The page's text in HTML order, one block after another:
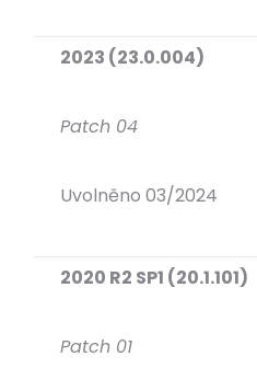
2023 (23.0.004)
Patch 04
Uvolněno 03/2024
2020 R2 SP1 (20.1.101)
Patch 01